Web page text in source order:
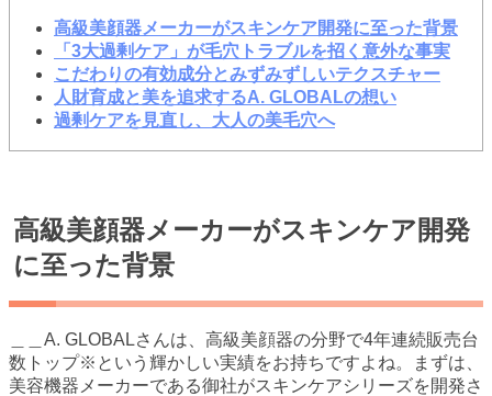
高級美顔器メーカーがスキンケア開発に至った背景
「3大過剰ケア」が毛穴トラブルを招く意外な事実
こだわりの有効成分とみずみずしいテクスチャー
人財育成と美を追求するA. GLOBALの想い
過剰ケアを見直し、大人の美毛穴へ
高級美顔器メーカーがスキンケア開発
に至った背景
＿＿A. GLOBALさんは、高級美顔器の分野で4年連続販売台
数トップ※という輝かしい実績をお持ちですよね。まずは、
美容機器メーカーである御社がスキンケアシリーズを開発さ